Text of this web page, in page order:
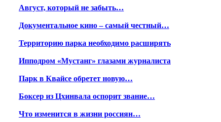
Август, который не забыть…
Документальное кино – самый честный…
Территорию парка необходимо расширять
Ипподром «Мустанг» глазами журналиста
Парк в Квайсе обретет новую…
Боксер из Цхинвала оспорит звание…
Что изменится в жизни россиян…